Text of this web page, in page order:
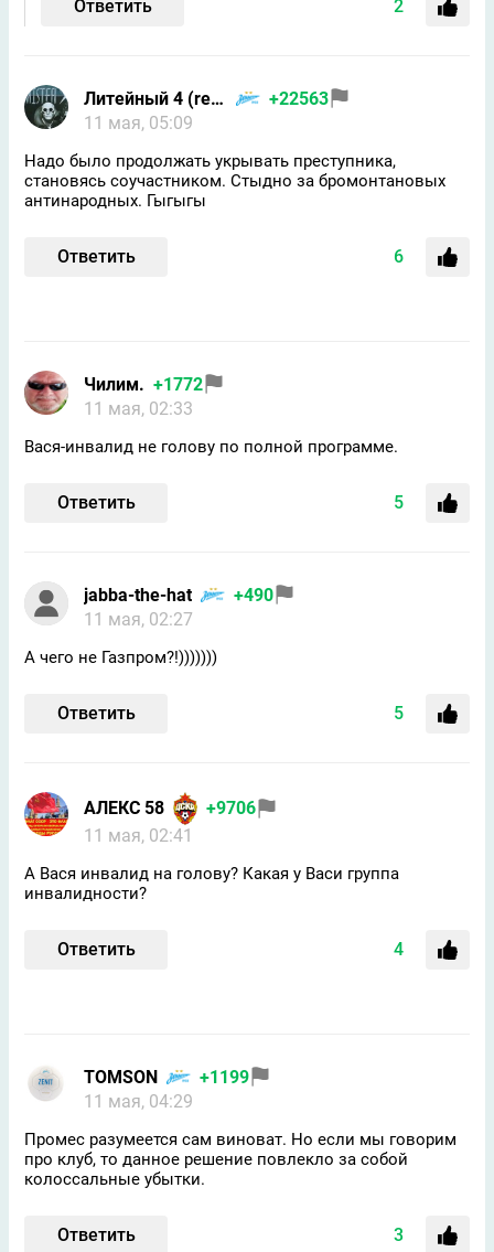
Ответить 2
Литейный 4 (returned)
+22563
11 мая, 05:09
Надо было продолжать укрывать преступника,
становясь соучастником. Стыдно за бромонтановых
антинародных. Гыгыгы
Ответить 6
Чилим. +1772
11 мая, 02:33
Вася-инвалид не голову по полной программе.
Ответить 5
jabba-the-hat
+490
11 мая, 02:27
А чего не Газпром?!)))))))
Ответить 5
АЛЕКС 58
+9706
11 мая, 02:41
А Вася инвалид на голову? Какая у Васи группа
инвалидности?
Ответить 4
TOMSON
+1199
11 мая, 04:29
Промес разумеется сам виноват. Но если мы говорим
про клуб, то данное решение повлекло за собой
колоссальные убытки.
Ответить 3